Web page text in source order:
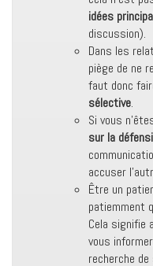
idées
discussion).
Dans les
piège de ne
faut donc
sélective.
Si vous
sur la
accuser
Être un
patiemment
Cela signifie
vous
recherche